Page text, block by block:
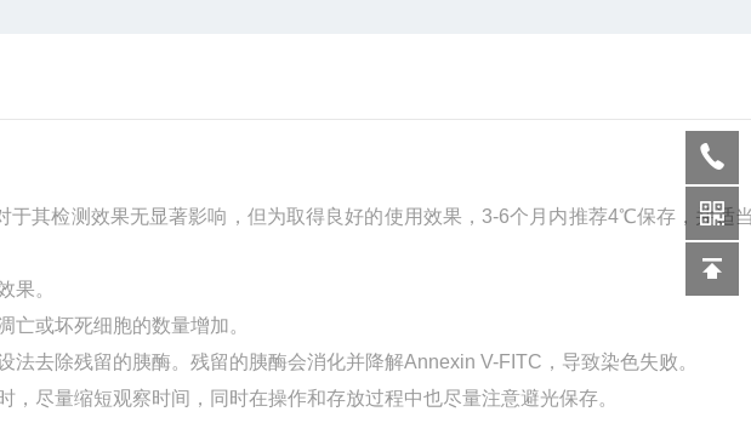
其检测效果无显著影响，但为取得良好的使用效果，3-6个月内推荐4℃保存，并适
果。
或坏死细胞的数量增加。
去除残留的胰酶。残留的胰酶会消化并降解Annexin V-FITC，导致染色失败。
尽量缩短观察时间，同时在操作和存放过程中也尽量注意避光保存。